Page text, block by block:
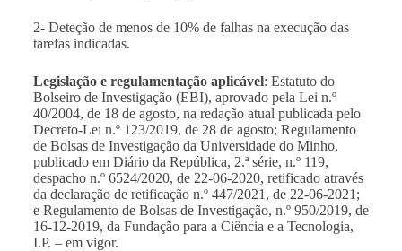
2- Deteção de menos de 10% de falhas na execução das
tarefas indicadas.
Legislação e regulamentação aplicável: Estatuto do
Bolseiro de Investigação (EBI), aprovado pela Lei n.º
40/2004, de 18 de agosto, na redação atual publicada pelo
Decreto-Lei n.º 123/2019, de 28 de agosto; Regulamento
de Bolsas de Investigação da Universidade do Minho,
publicado em Diário da República, 2.ª série, n.º 119,
despacho n.º 6524/2020, de 22-06-2020, retificado através
da declaração de retificação n.º 447/2021, de 22-06-2021;
e Regulamento de Bolsas de Investigação, n.º 950/2019, de
16-12-2019, da Fundação para a Ciência e a Tecnologia,
I.P. – em vigor.